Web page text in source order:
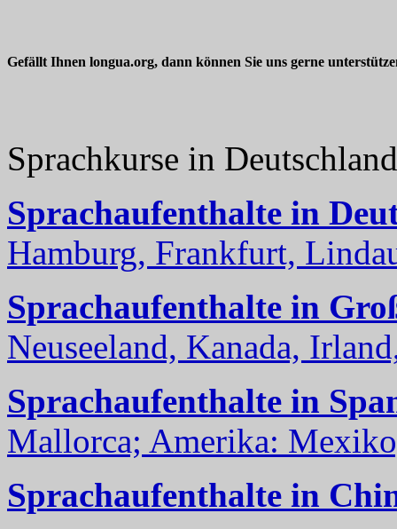
Gefällt Ihnen longua.org, dann können Sie uns gerne
Sprachkurse in
Sprachaufenthalte in
Hamburg, Frankfurt,
Sprachaufenthalte in
Neuseeland, Kanada,
Sprachaufenthalte in
Mallorca; Amerika:
Sprachaufenthalte in